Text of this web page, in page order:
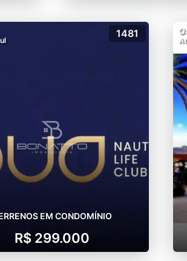
1481
EM CONDOMÍNIO
R$ 299.000